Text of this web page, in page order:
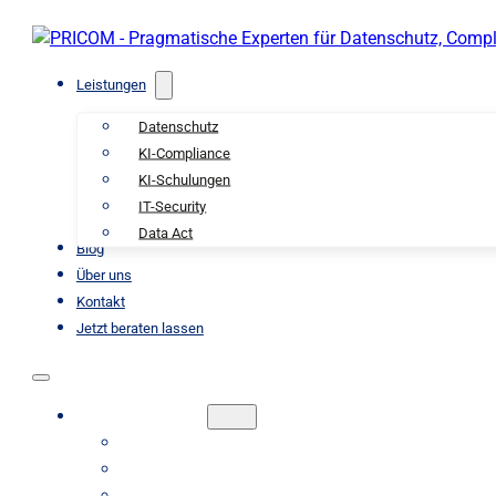
Leistungen
Datenschutz
KI-Compliance
KI-Schulungen
IT-Security
Data Act
Blog
Über uns
Kontakt
Jetzt beraten lassen